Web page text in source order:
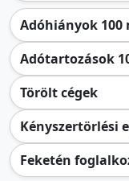
Adóhiányok
Adótartozások
Törölt cégek
Kényszertörlési
Feketén